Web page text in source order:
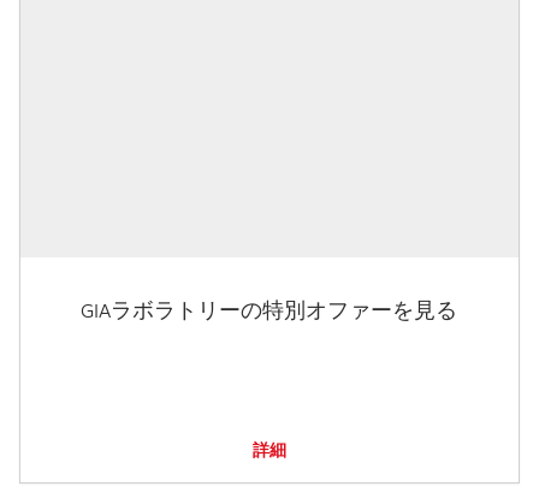
GIAラボラトリーの特別オファーを見る
詳細